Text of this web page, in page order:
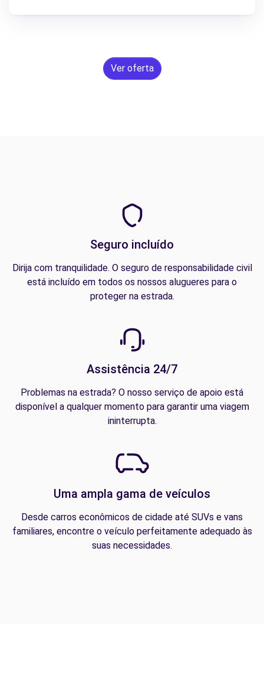
Ver oferta
Seguro incluído
Dirija com tranquilidade. O seguro de responsabilidade civil
está incluído em todos os nossos alugueres para o
proteger na estrada.
Assistência 24/7
Problemas na estrada? O nosso serviço de apoio está
disponível a qualquer momento para garantir uma viagem
ininterrupta.
Uma ampla gama de veículos
Desde carros econômicos de cidade até SUVs e vans
familiares, encontre o veículo perfeitamente adequado às
suas necessidades.